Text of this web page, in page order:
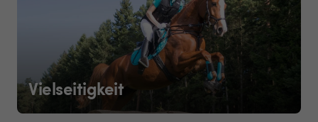
Vielseitigkeit